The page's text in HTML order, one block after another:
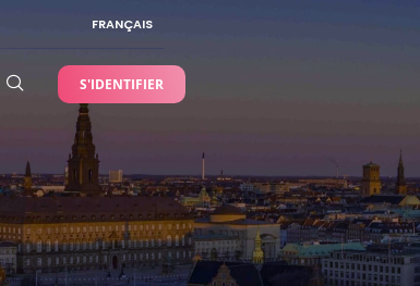
FRANÇAIS
S'IDENTIFIER